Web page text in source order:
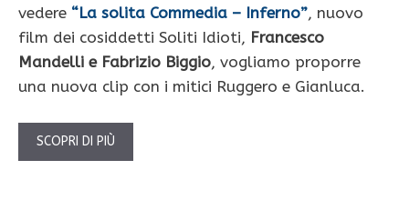
vedere “La solita Commedia – Inferno”, nuovo
film dei cosiddetti Soliti Idioti, Francesco
Mandelli e Fabrizio Biggio, vogliamo proporre
una nuova clip con i mitici Ruggero e Gianluca.
SCOPRI DI PIÙ